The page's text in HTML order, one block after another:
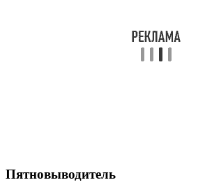
Пятновыводитель